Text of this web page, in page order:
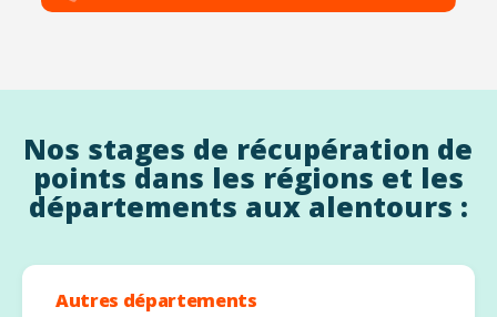
Nos stages de récupération de
points dans les régions et les
départements aux alentours :
Autres départements